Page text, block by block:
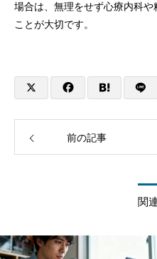
場合は、無理をせず心療内科
ことが大切です。
前の記事
関